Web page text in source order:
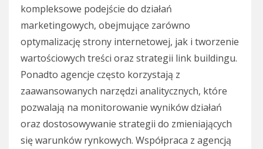
kompleksowe podejście do działań
marketingowych, obejmujące zarówno
optymalizację strony internetowej, jak i tworzenie
wartościowych treści oraz strategii link buildingu.
Ponadto agencje często korzystają z
zaawansowanych narzędzi analitycznych, które
pozwalają na monitorowanie wyników działań
oraz dostosowywanie strategii do zmieniających
się warunków rynkowych. Współpraca z agencją